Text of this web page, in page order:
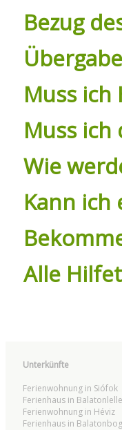
Bezug
Muss
Muss
Wie
Kann ich
Alle
Unterkünfte
Ferienwohnung in Siófok
Ferienhaus in Balatonlelle
Ferienwohnung in Héviz
Ferienhaus in